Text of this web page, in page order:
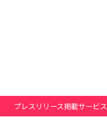
プレスリリース掲載サービス